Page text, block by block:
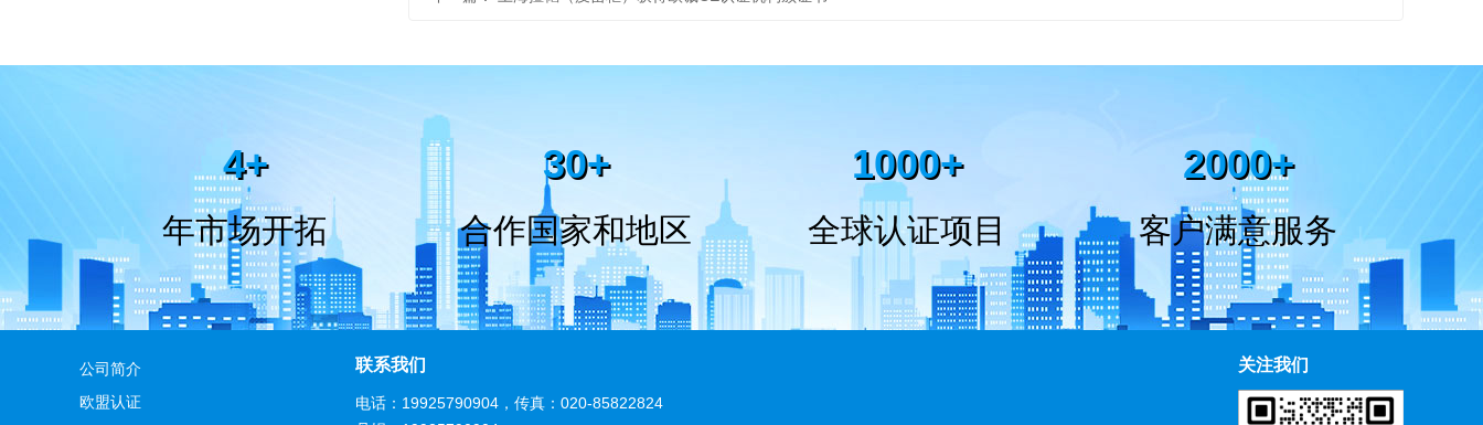
4+
年市场开拓
30+
合作国家和地区
1000+
全球认证项目
2000+
客户满意服务
公司简介
欧盟认证
联系我们
电话： 19925790904 ，传真：020-85822824
关注我们